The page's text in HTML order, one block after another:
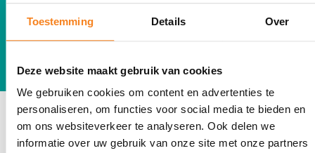
Toestemming Details Over
Deze website maakt gebruik van cookies
We gebruiken cookies om content en advertenties te
personaliseren, om functies voor social media te bieden en
om ons websiteverkeer te analyseren. Ook delen we
informatie over uw gebruik van onze site met onze partners
9.8